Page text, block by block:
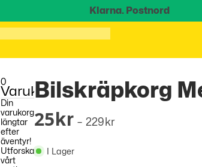
Klarna. Postnord
Bilskräpkorg
25 Kr – 229 Kr
I Lager
0
Varukorg
Din
varukorg
längtar
efter
äventyr!
Utforska
vårt